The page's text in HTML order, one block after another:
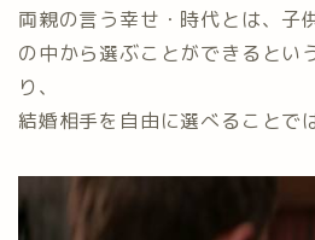
両親の言う幸せ・時代とは、子
の中から選ぶことができるとい
り、
結婚相手を自由に選べることで